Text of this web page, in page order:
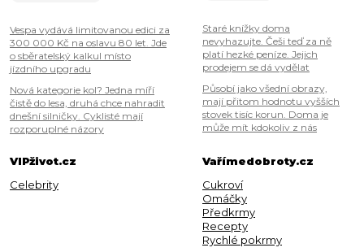
Vespa vydává limitovanou edici za
300 000 Kč na oslavu 80 let. Jde
o sběratelský kalkul místo
jízdního upgradu
Nová kategorie kol? Jedna míří
čistě do lesa, druhá chce nahradit
dnešní silničky. Cyklisté mají
rozporuplné názory
Staré knížky doma
nevyhazujte. Češi teď za ně
platí hezké peníze. Jejich
prodejem se dá vydělat
Působí jako všední obrazy,
mají přitom hodnotu vyšších
stovek tisíc korun. Doma je
může mít kdokoliv z nás
VIPživot.cz
Celebrity
Vařímedobroty.cz
Cukroví
Omáčky
Předkrmy
Recepty
Rychlé pokrmy